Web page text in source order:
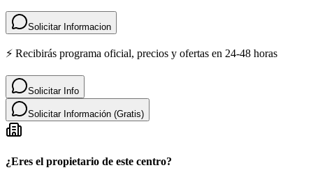
Solicitar Informacion
⚡ Recibirás programa oficial, precios y ofertas en 24-48 horas
Solicitar Info
Solicitar Información (Gratis)
¿Eres el propietario de este centro?